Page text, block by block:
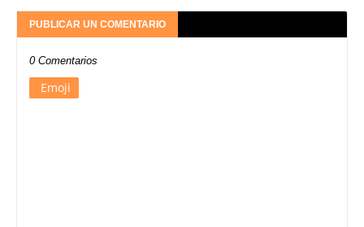
PUBLICAR UN COMENTARIO
0 Comentarios
Emoji